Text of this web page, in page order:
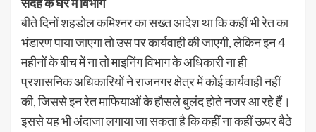
संदेह के घेरे में विभाग
बीते दिनों शहडोल कमिश्नर का सख्त आदेश था कि कहीं भी रेत का
भंडारण पाया जाएगा तो उस पर कार्यवाही की जाएगी, लेकिन इन 4
महीनों के बीच में ना तो माइनिंग विभाग के अधिकारी ना ही
प्रशासनिक अधिकारियों ने राजनगर क्षेत्र में कोई कार्यवाही नहीं
की, जिससे इन रेत माफियाओं के हौसले बुलंद होते नजर आ रहे हैं।
इससे यह भी अंदाजा लगाया जा सकता है कि कहीं ना कहीं ऊपर बैठे